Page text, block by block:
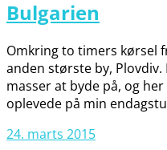
Bulgarien
Omkring to timers kørsel
anden største by,
masser at byde på, og
oplevede på min
24. marts 2015